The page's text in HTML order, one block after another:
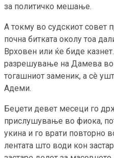
за политичко мешање.
А токму во судскиот совет
почна битката околу тоа
Врховен или ќе биде
разрешување на Дамева во
тогашниот заменик, а сè
Адеми.
Беџети девет месеци го
прислушување во фиока,
укина и го врати повторно
лентата што води кон